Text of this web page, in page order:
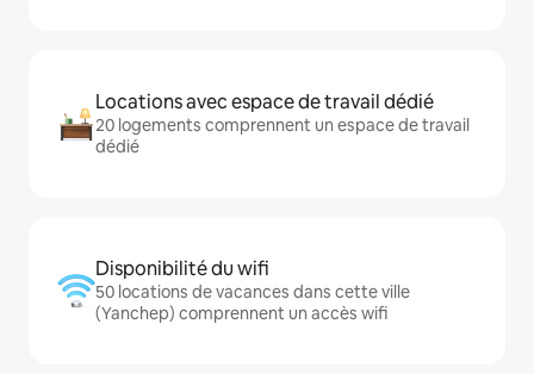
Locations avec espace de travail dédié
20 logements comprennent un espace de travail
dédié
Disponibilité du wifi
50 locations de vacances dans cette ville
(Yanchep) comprennent un accès wifi